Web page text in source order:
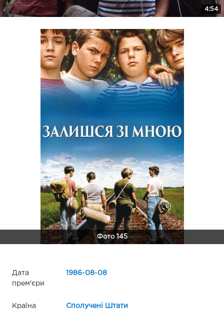
4:54
Фото 145
Дата
прем'єри
1986-08-08
Країна Сполучені Штати